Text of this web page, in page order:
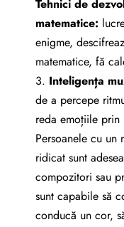
Tehnici de
matematice:
enigme,
matematice, fă
3. Inteligența
de a percepe
reda emoțiile
Persoanele cu un
ridicat sunt
compozitori sau
sunt capabile să
conducă un cor,